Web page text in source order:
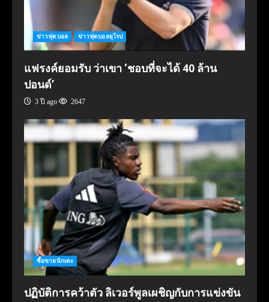
ข่าวฟุตบอล ข่าวฟุตบอลยุโรป
แฟรงค์ยอมรับ ว่าเขา ‘ชอบที่จะได้ 40 ล้าน
ปอนด์’
3 ปี ago 2647
ซื้อขายนักเตะ
ปฏิบัติการคว้าตัว ลิเวอร์พูลเผชิญกับการแข่งขัน